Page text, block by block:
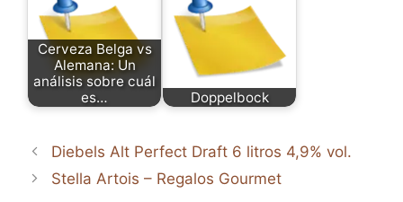
Cerveza Belga vs
Alemana: Un
análisis sobre cuál
es…
Doppelbock
Diebels Alt Perfect Draft 6 litros 4,9% vol.
Stella Artois – Regalos Gourmet